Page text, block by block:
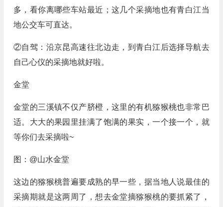
多，看你离哪些车站最近；这几个采摘地也有青白江当
地公交车可直达。
②自驾：沿京昆高速往北边走，到青白江后选择导航去
自己心仪的采摘地就好啦。
金堂
金堂的三溪镇不仅产脐橙，这里的有机猕猴桃也非常巴
适。大大的果园里挂满了饱满的果实，一个接一个，就
等你们去采摘啦~
图：@山水金堂
这边的猕猴桃普遍要成熟的早一些，据当地人说最佳的
采摘期就是这两周了，想去金堂摘猕猴桃的要抓紧了，